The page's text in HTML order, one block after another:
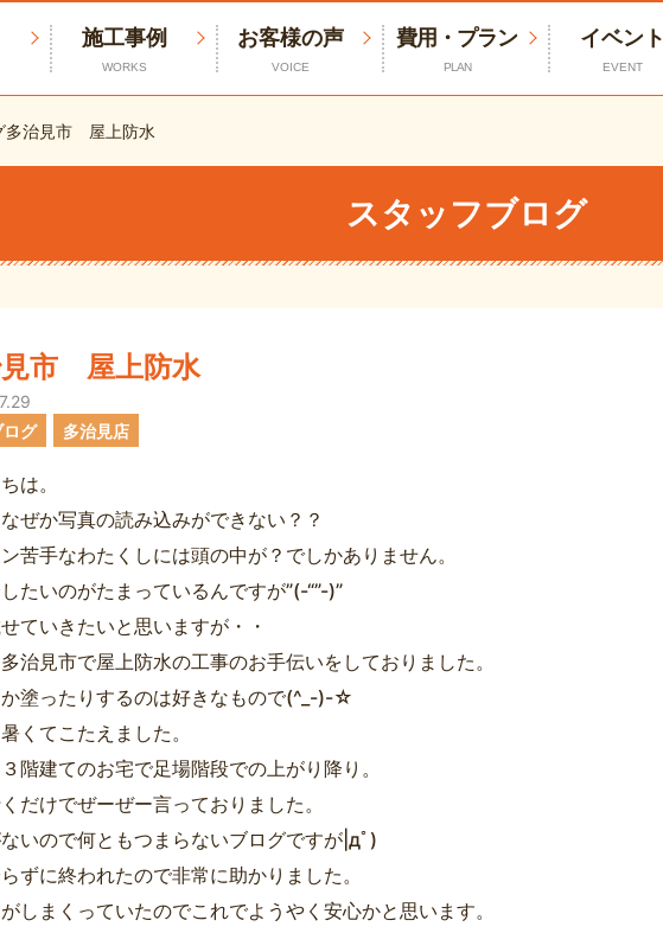
施工事例
WORKS
お客様の声
VOICE
費用・プラン
PLAN
イベント
EVENT
多治見市 屋上防水
スタッフブログ
市 屋上防水
グ
多治見店
は。
ぜか写真の読み込みができない？？
苦手なわたくしには頭の中が？でしかありません。
たいのがたまっているんですが”(-“”-)”
ていきたいと思いますが・・
治見市で屋上防水の工事のお手伝いをしておりました。
塗ったりするのは好きなもので(^_-)-☆
くてこたえました。
階建てのお宅で足場階段での上がり降り。
だけでぜーぜー言っておりました。
いので何ともつまらないブログですが|дﾟ)
ずに終われたので非常に助かりました。
しまくっていたのでこれでようやく安心かと思います。